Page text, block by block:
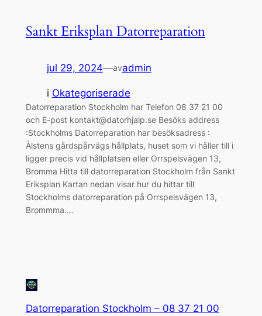
Sankt Eriksplan Datorreparation
jul 29, 2024—avadmin
i Okategoriserade
Datorreparation Stockholm har Telefon 08 37 21 00
och E-post kontakt@datorhjalp.se Besöks address
:Stockholms Datorreparation har besöksadress :
Ålstens gårdspårvägs hållplats, huset som vi håller till i
ligger precis vid hållplatsen eller Orrspelsvägen 13,
Bromma Hitta till datorreparation Stockholm från Sankt
Eriksplan Kartan nedan visar hur du hittar till
Stockholms datorreparation på Orrspelsvägen 13,
Brommma.…
Datorreparation Stockholm – 08 37 21 00